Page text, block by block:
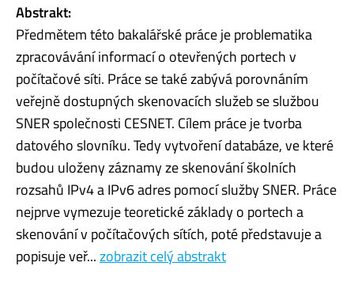
Abstrakt:
Předmětem této bakalářské práce je problematika
zpracovávání informací o otevřených portech v
počítačové síti. Práce se také zabývá porovnáním
veřejně dostupných skenovacích služeb se službou
SNER společnosti CESNET. Cílem práce je tvorba
datového slovníku. Tedy vytvoření databáze, ve které
budou uloženy záznamy ze skenování školních
rozsahů IPv4 a IPv6 adres pomocí služby SNER. Práce
nejprve vymezuje teoretické základy o portech a
skenování v počítačových sítích, poté představuje a
popisuje veř...zobrazit celý abstrakt